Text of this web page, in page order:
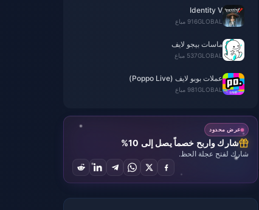
Identity V
GLOBAL916 مباع
ماسات بيجو لايف
GLOBAL537 مباع
عملات بوبو لايف (Poppo Live)
GLOBAL981 مباع
عرض محدود
شارك واربح خصماً يصل إلى 10%
شارك لفتح عجلة الحظ.